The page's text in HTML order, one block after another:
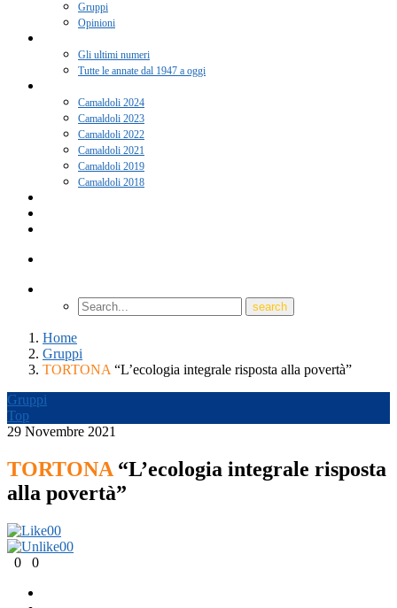
Gruppi
Opinioni
Gli ultimi numeri
Tutte le annate dal 1947 a oggi
Camaldoli 2024
Camaldoli 2023
Camaldoli 2022
Camaldoli 2021
Camaldoli 2019
Camaldoli 2018
Home
Gruppi
TORTONA “L’ecologia integrale risposta alla povertà”
Gruppi
Top
29 Novembre 2021
TORTONA “L’ecologia integrale risposta
alla povertà”
00
00
0
0